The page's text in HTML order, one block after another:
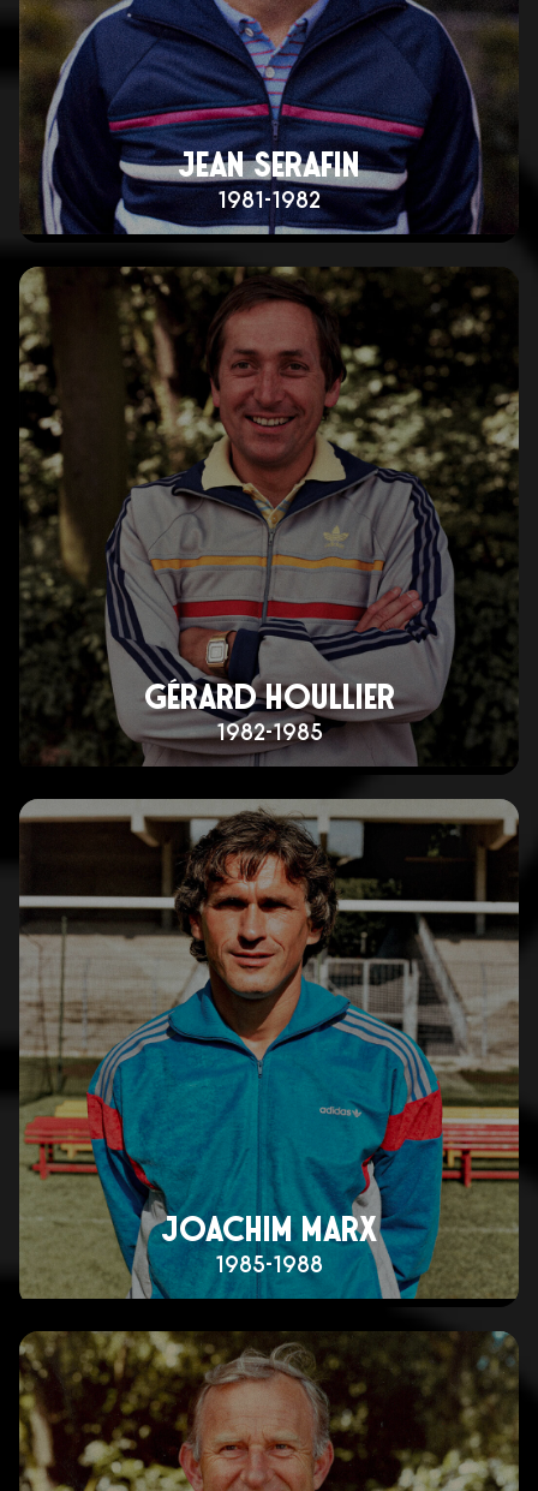
JEAN SERAFIN
1981-1982
GÉRARD HOULLIER
1982-1985
JOACHIM MARX
1985-1988